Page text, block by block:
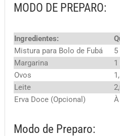
MODO DE PREPARO:
Ingredientes:
Mistura para Bolo de Fubá
5
Margarina
1
Ovos
Leite
Erva Doce (Opcional)
Modo de Preparo: